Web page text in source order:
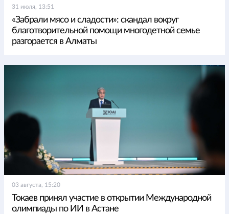
31 июля, 13:51
«Забрали мясо и сладости»: скандал вокруг
благотворительной помощи многодетной семье
разгорается в Алматы
03 августа, 15:20
Токаев принял участие в открытии Международной
олимпиады по ИИ в Астане